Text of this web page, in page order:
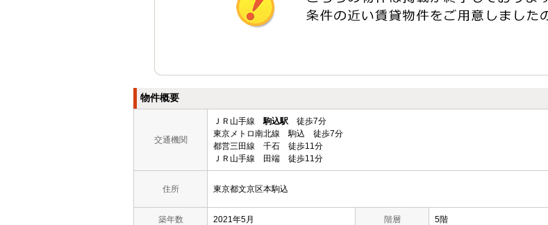
物件概要
交通機関
ＪＲ山手線駒込駅 徒歩7分
東京メトロ南北線 駒込 徒歩7分
都営三田線 千石 徒歩11分
ＪＲ山手線 田端 徒歩11分
住所 東京都文京区本駒込
築年数 2021年5月 階層 5階